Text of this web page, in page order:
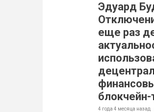
Эдуард
еще раз
блокчейн-
4 года 4 месяца назад